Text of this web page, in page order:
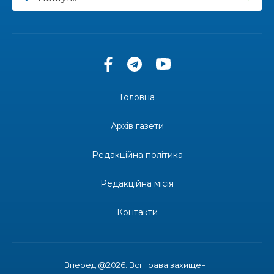
«Дві музи» у Рівному: свято краси, мистецтва
Одна з найяскравіших постатей Бахмута –
професійним святом
Вперед @2026. Всі права захищені.
Головна
Архів газети
Редакційна політика
Редакційна місія
Контакти